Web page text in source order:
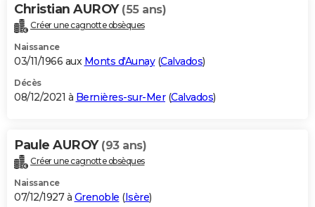
Christian AUROY (55 ans)
Créer une cagnotte obsèques
Naissance
03/11/1966 aux Monts d'Aunay(Calvados)
Décès
08/12/2021 à Bernières-sur-Mer(Calvados)
Paule AUROY (93 ans)
Créer une cagnotte obsèques
Naissance
07/12/1927 à Grenoble (Isère)